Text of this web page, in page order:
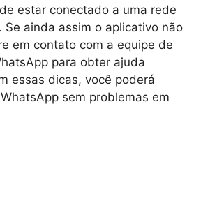
estar conectado a uma rede
Se ainda assim o aplicativo não
em contato com a equipe de
para obter ajuda
essas dicas, você poderá
sem problemas em